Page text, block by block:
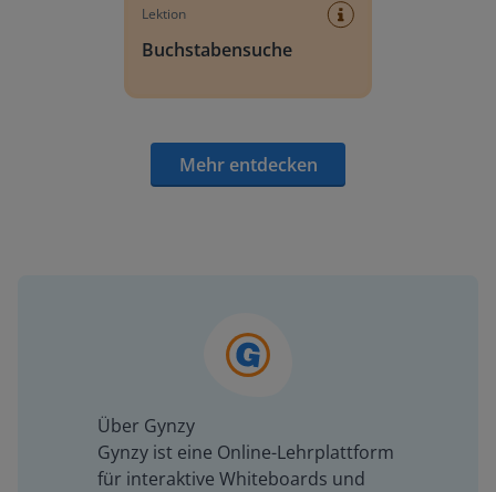
Lektion
Buchstabensuche
Mehr entdecken
Über Gynzy
Gynzy ist eine Online-Lehrplattform
für interaktive Whiteboards und